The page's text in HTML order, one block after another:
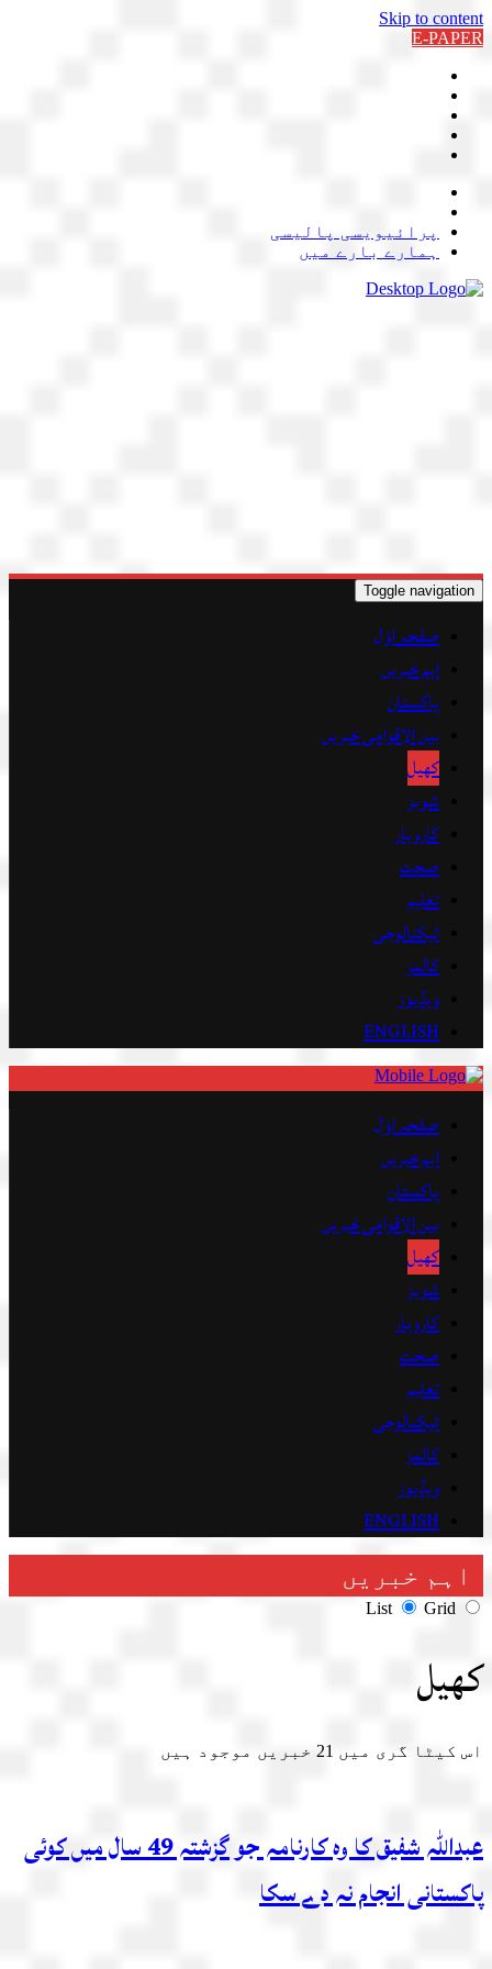
Skip to content
E-PAPER
پرائیویسی پالیسی
ہمارے بارے میں
Toggle navigation
صفحہ اوّل
اہم خبریں
پاکستان
بین الاقوامی خبریں
کھیل
شوبز
کاروبار
صحت
تعلیم
ٹیکنالوجی
کالمز
ویڈیوز
ENGLISH
صفحہ اوّل
اہم خبریں
پاکستان
بین الاقوامی خبریں
کھیل
شوبز
کاروبار
صحت
تعلیم
ٹیکنالوجی
کالمز
ویڈیوز
ENGLISH
اہم خبریں
List Grid
کھیل
اس کیٹا گری میں 21 خبریں موجود ہیں
عبداللہ شفیق کا وہ کارنامہ جو گزشتہ 49 سال میں کوئی
پاکستانی انجام نہ دے سکا